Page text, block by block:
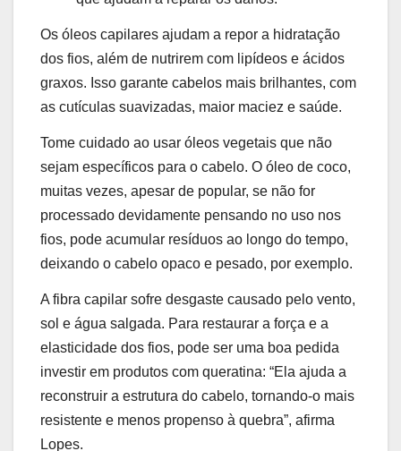
Os óleos capilares ajudam a repor a hidratação
dos fios, além de nutrirem com lipídeos e ácidos
graxos. Isso garante cabelos mais brilhantes, com
as cutículas suavizadas, maior maciez e saúde.
Tome cuidado ao usar óleos vegetais que não
sejam específicos para o cabelo. O óleo de coco,
muitas vezes, apesar de popular, se não for
processado devidamente pensando no uso nos
fios, pode acumular resíduos ao longo do tempo,
deixando o cabelo opaco e pesado, por exemplo.
A fibra capilar sofre desgaste causado pelo vento,
sol e água salgada. Para restaurar a força e a
elasticidade dos fios, pode ser uma boa pedida
investir em produtos com queratina: “Ela ajuda a
reconstruir a estrutura do cabelo, tornando-o mais
resistente e menos propenso à quebra”, afirma
Lopes.